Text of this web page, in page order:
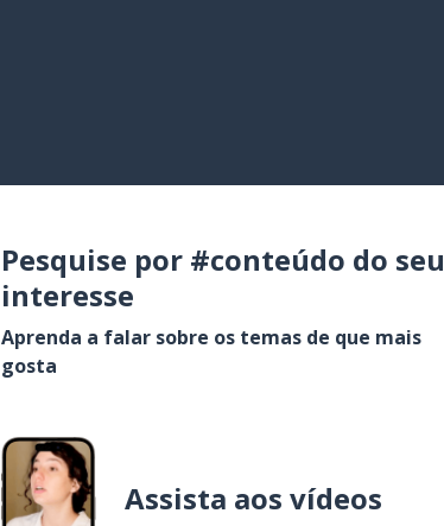
Pesquise por #conteúdo do seu
interesse
Aprenda a falar sobre os temas de que mais
gosta
Assista aos vídeos